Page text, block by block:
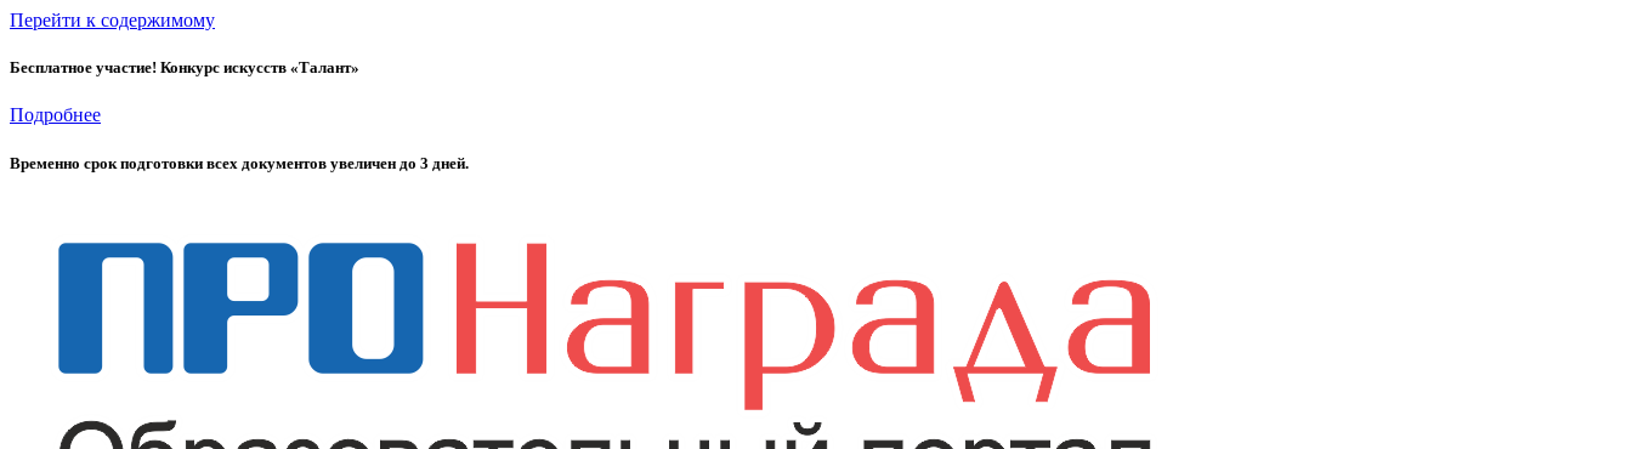
Перейти к содержимому
Бесплатное участие! Конкурс искусств «Талант»
Подробнее
Временно cрок подготовки всех документов увеличен до 3 дней.